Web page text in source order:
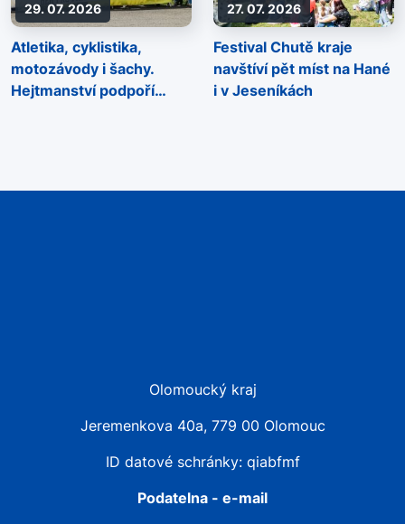
29. 07. 2026
Atletika, cyklistika,
motozávody i šachy.
Hejtmanství podpoří
27. 07. 2026
Festival Chutě kraje
navštíví pět míst na Hané
i v Jeseníkách
Olomoucký kraj
Jeremenkova 40a, 779 00 Olomouc
ID datové schránky: qiabfmf
Podatelna - e-mail